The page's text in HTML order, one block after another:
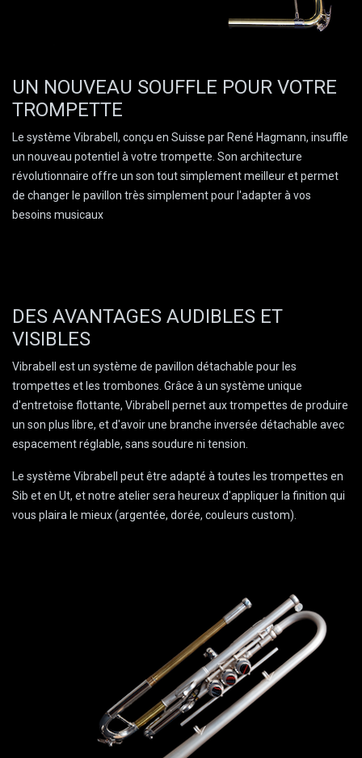
UN NOUVEAU SOUFFLE POUR VOTRE
TROMPETTE
Le système Vibrabell, conçu en Suisse par René Hagmann, insuffle
un nouveau potentiel à votre trompette. Son architecture
révolutionnaire offre un son tout simplement meilleur et permet
de changer le pavillon très simplement pour l'adapter à vos
besoins musicaux
DES AVANTAGES AUDIBLES ET
VISIBLES
Vibrabell est un système de pavillon détachable pour les
trompettes et les trombones. Grâce à un système unique
d'entretoise flottante, Vibrabell pernet aux trompettes de produire
un son plus libre, et d'avoir une branche inversée détachable avec
espacement réglable, sans soudure ni tension.
Le système Vibrabell peut être adapté à toutes les trompettes en
Sib et en Ut, et notre atelier sera heureux d'appliquer la finition qui
vous plaira le mieux (argentée, dorée, couleurs custom).